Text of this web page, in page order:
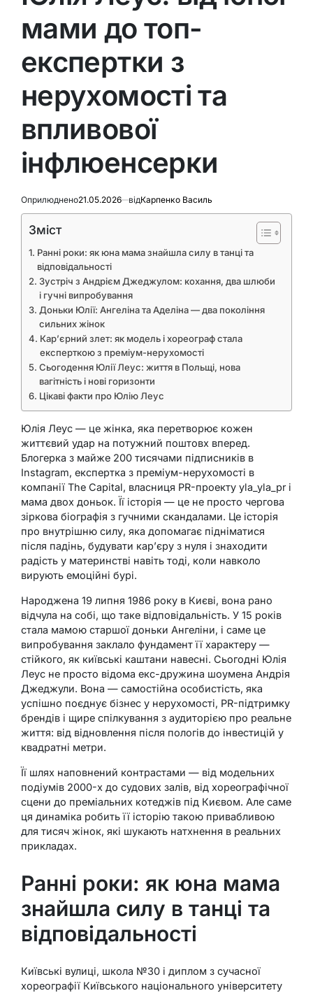
мами до топ-
експертки з
нерухомості та
впливової
інфлюенсерки
Оприлюднено21.05.2026 відКарпенко Василь
Зміст
Ранні роки: як юна мама знайшла силу в танці та
відповідальності
Зустріч з Андрієм Джеджулом: кохання, два шлюби
і гучні випробування
Доньки Юлії: Ангеліна та Аделіна — два покоління
сильних жінок
Кар’єрний злет: як модель і хореограф стала
експерткою з преміум-нерухомості
Сьогодення Юлії Леус: життя в Польщі, нова
вагітність і нові горизонти
Цікаві факти про Юлію Леус
Юлія Леус — це жінка, яка перетворює кожен
життєвий удар на потужний поштовх вперед.
Блогерка з майже 200 тисячами підписників в
Instagram, експертка з преміум-нерухомості в
компанії The Capital, власниця PR-проекту yla_yla_pr і
мама двох доньок. Її історія — це не просто чергова
зіркова біографія з гучними скандалами. Це історія
про внутрішню силу, яка допомагає підніматися
після падінь, будувати кар’єру з нуля і знаходити
радість у материнстві навіть тоді, коли навколо
вирують емоційні бурі.
Народжена 19 липня 1986 року в Києві, вона рано
відчула на собі, що таке відповідальність. У 15 років
стала мамою старшої доньки Ангеліни, і саме це
випробування заклало фундамент її характеру —
стійкого, як київські каштани навесні. Сьогодні Юлія
Леус не просто відома екс-дружина шоумена Андрія
Джеджули. Вона — самостійна особистість, яка
успішно поєднує бізнес у нерухомості, PR-підтримку
брендів і щире спілкування з аудиторією про реальне
життя: від відновлення після пологів до інвестицій у
квадратні метри.
Її шлях наповнений контрастами — від модельних
подіумів 2000-х до судових залів, від хореографічної
сцени до преміальних котеджів під Києвом. Але саме
ця динаміка робить її історію такою привабливою
для тисяч жінок, які шукають натхнення в реальних
прикладах.
Ранні роки: як юна мама
знайшла силу в танці та
відповідальності
Київські вулиці, школа №30 і диплом з сучасної
хореографії Київського національного університету